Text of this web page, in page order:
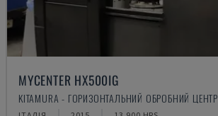
MYCENTER HX500IG
KITAMURA - ГОРИЗОНТАЛЬНИЙ ОБРОБНИЙ ЦЕНТР